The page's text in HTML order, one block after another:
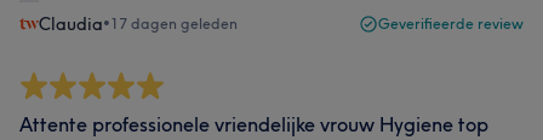
Claudia•17 dagen geleden Geverifieerde review
Attente professionele vriendelijke vrouw Hygiene top